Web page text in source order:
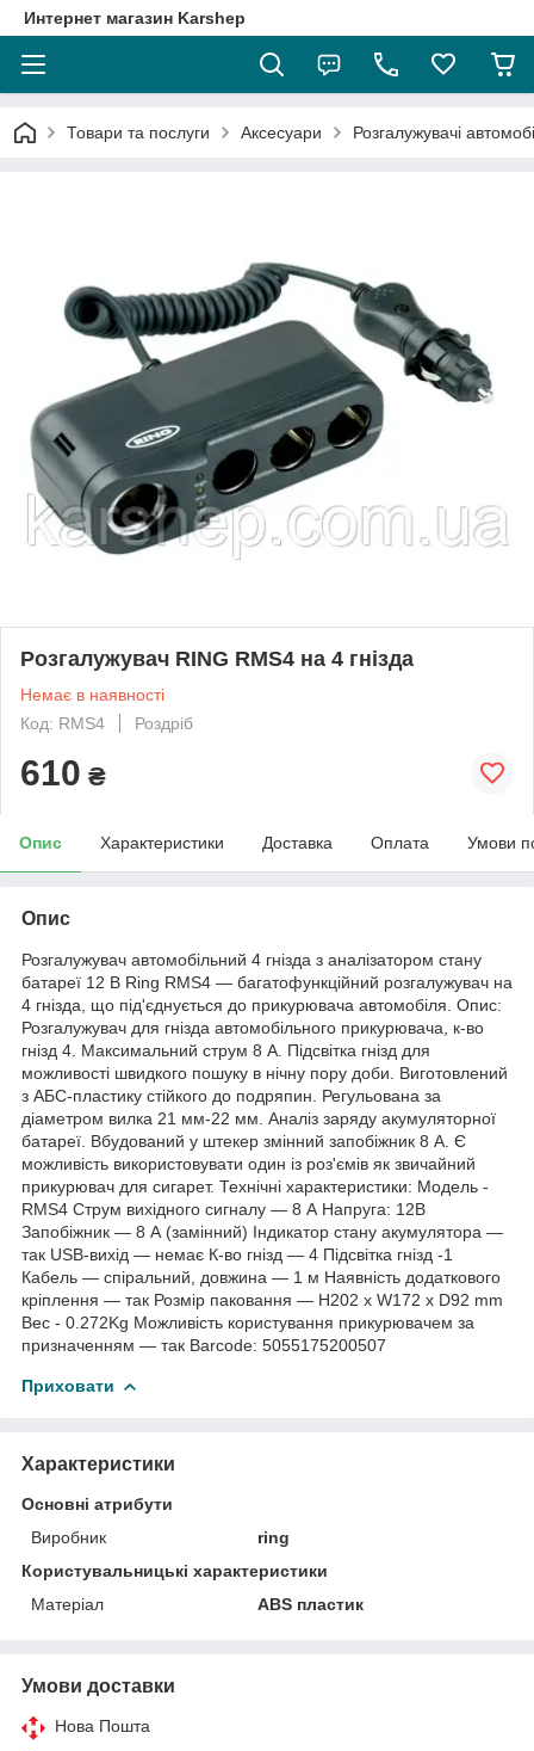
Интернет магазин Karshep
Товари та послуги Аксесуари Розгалужувачі
Розгалужувач RING RMS4 на 4 гнізда
Немає в наявності
Код: RMS4
Роздріб
610 ₴
Опис Характеристики Доставка Оплата Умови
Опис
Розгалужувач автомобільний 4 гнізда з аналізатором стану
батареї 12 В Ring RMS4 — багатофункційний розгалужувач на
4 гнізда, що під'єднується до прикурювача автомобіля. Опис:
Розгалужувач для гнізда автомобільного прикурювача, к-во
гнізд 4. Максимальний струм 8 А. Підсвітка гнізд для
можливості швидкого пошуку в нічну пору доби. Виготовлений
з АБС-пластику стійкого до подряпин. Регульована за
діаметром вилка 21 мм-22 мм. Аналіз заряду акумуляторної
батареї. Вбудований у штекер змінний запобіжник 8 А. Є
можливість використовувати один із роз'ємів як звичайний
прикурювач для сигарет. Технічні характеристики: Модель -
RMS4 Струм вихідного сигналу — 8 А Напруга: 12В
Запобіжник — 8 А (замінний) Індикатор стану акумулятора —
так USB-вихід — немає К-во гнізд — 4 Підсвітка гнізд -1
Кабель — спіральний, довжина — 1 м Наявність додаткового
кріплення — так Розмір паковання — H202 x W172 x D92 mm
Вес - 0.272Kg Можливість користування прикурювачем за
призначенням — так Barcode: 5055175200507
Приховати
Характеристики
Основні атрибути
Виробник
ring
Користувальницькі характеристики
Матеріал
ABS пластик
Умови доставки
Нова Пошта